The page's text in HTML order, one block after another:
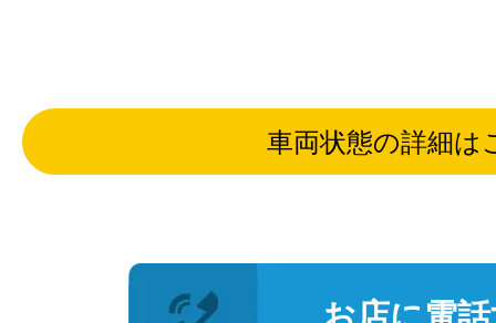
車両状態の詳細は